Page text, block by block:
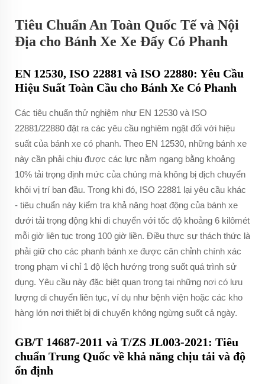
Tiêu Chuẩn An Toàn Quốc Tế và Nội
Địa cho Bánh Xe Xe Đẩy Có Phanh
EN 12530, ISO 22881 và ISO 22880: Yêu Cầu
Hiệu Suất Toàn Cầu cho Bánh Xe Có Phanh
Các tiêu chuẩn thử nghiệm như EN 12530 và ISO
22881/22880 đặt ra các yêu cầu nghiêm ngặt đối với hiệu
suất của bánh xe có phanh. Theo EN 12530, những bánh xe
này cần phải chịu được các lực nằm ngang bằng khoảng
10% tải trọng định mức của chúng mà không bị dịch chuyển
khỏi vị trí ban đầu. Trong khi đó, ISO 22881 lại yêu cầu khác
- tiêu chuẩn này kiểm tra khả năng hoạt động của bánh xe
dưới tải trọng động khi di chuyển với tốc độ khoảng 6 kilômét
mỗi giờ liên tục trong 100 giờ liền. Điều thực sự thách thức là
phải giữ cho các phanh bánh xe được căn chỉnh chính xác
trong phạm vi chỉ 1 độ lệch hướng trong suốt quá trình sử
dụng. Yêu cầu này đặc biệt quan trọng tại những nơi có lưu
lượng di chuyển liên tục, ví dụ như bệnh viện hoặc các kho
hàng lớn nơi thiết bị di chuyển không ngừng suốt cả ngày.
GB/T 14687-2011 và T/ZS JL003-2021: Tiêu
chuẩn Trung Quốc về khả năng chịu tải và độ
ổn định